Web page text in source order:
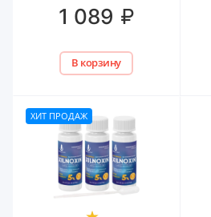
1 089 ₽
В корзину
ХИТ ПРОДАЖ